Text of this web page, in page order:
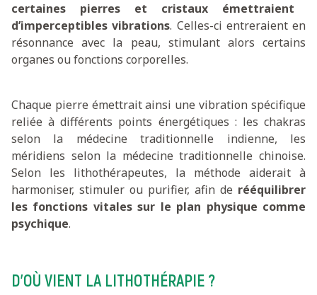
certaines pierres et cristaux émettraient
d’imperceptibles vibrations. Celles-ci entreraient en
résonnance avec la peau, stimulant alors certains
organes ou fonctions corporelles.
Chaque pierre émettrait ainsi une vibration spécifique
reliée à différents points énergétiques : les chakras
selon la médecine traditionnelle indienne, les
méridiens selon la médecine traditionnelle chinoise.
Selon les lithothérapeutes, la méthode aiderait à
harmoniser, stimuler ou purifier, afin de rééquilibrer
les fonctions vitales sur le plan physique comme
psychique.
D’OÙ VIENT LA LITHOTHÉRAPIE ?